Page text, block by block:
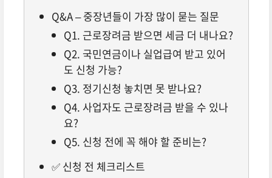
Q&A – 중장년들이 가장 많이 묻는 질문
Q1. 근로장려금 받으면 세금 더 내나요?
Q2. 국민연금이나 실업급여 받고 있어
도 신청 가능?
Q3. 정기신청 놓치면 못 받나요?
Q4. 사업자도 근로장려금 받을 수 있나
요?
Q5. 신청 전에 꼭 해야 할 준비는?
✅ 신청 전 체크리스트